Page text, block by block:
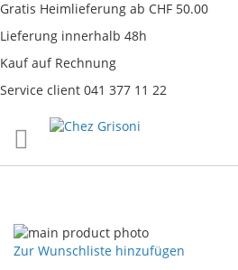
Gratis Heimlieferung ab CHF 50.00
Lieferung innerhalb 48h
Kauf auf Rechnung
Service client 041 377 11 22
Inhalt
Skip
to
Skip
Zur Wunschliste hinzufügen